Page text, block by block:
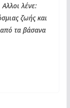
λένε:
ζωής και
τα βάσανα